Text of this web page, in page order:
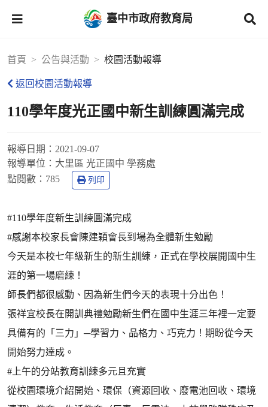
臺中市政府教育局
首頁 公告與活動 校園活動報導
返回校園活動報導
110學年度光正國中新生訓練圓滿完成
報導日期： 2021-09-07
報導單位： 大里區 光正國中 學務處
點閱數： 785 列印
#110學年度新生訓練圓滿完成
#感謝本校家長會陳建穎會長到場為全體新生勉勵
今天是本校七年級新生的新生訓練，正式在學校展開國中生
涯的第一場磨練！
師長們都很感動、因為新生們今天的表現十分出色！
張祥宜校長在開訓典禮勉勵新生們在國中生涯三年裡一定要
具備有的「三力」─學習力、品格力、巧克力！期盼從今天
開始努力達成。
#上午的分站教育訓練多元且充實
從校園環境介紹開始、環保（資源回收、廢電池回收、環境